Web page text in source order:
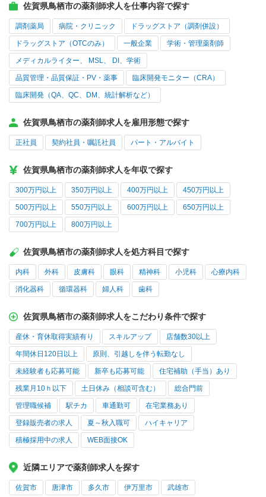
佐賀県鳥栖市の薬剤師求人を仕事内容で探す
調剤薬局 病院・クリニック ドラッグストア（調剤併設）
ドラッグストア（OTCのみ） 一般企業 学術・管理薬剤師
メディカルライター、 MSL、 DI、学術
品質管理・品質保証・PV・薬事 臨床開発モニター（CRA）
臨床開発（QA、QC、DM、統計解析など）
佐賀県鳥栖市の薬剤師求人を雇用形態で探す
正社員 契約社員・嘱託社員 パート・アルバイト
佐賀県鳥栖市の薬剤師求人を年収で探す
300万円以上 350万円以上 400万円以上 450万円以上
500万円以上 550万円以上 600万円以上 650万円以上
700万円以上 800万円以上
佐賀県鳥栖市の薬剤師求人を処方科目で探す
内科 外科 皮膚科 眼科 精神科 小児科 心療内科
消化器科 循環器科 婦人科 歯科
佐賀県鳥栖市の薬剤師求人をこだわり条件で探す
産休・育休取得実績有り スキルアップ 店舗数30以上
年間休日120日以上 原則、引越しを伴う転勤なし
未経験者も応募可能 新卒も応募可能 住宅補助（手当）あり
残業月10ｈ以下 土日休み（相談可含む） 総合門前
管理職候補 駅チカ 車通勤可 在宅業務あり
登録販売者の求人 夏～秋入職可 ハイキャリア
積極採用中の求人 WEB面接OK
近隣エリアで薬剤師求人を探す
佐賀市 唐津市 多久市 伊万里市 武雄市